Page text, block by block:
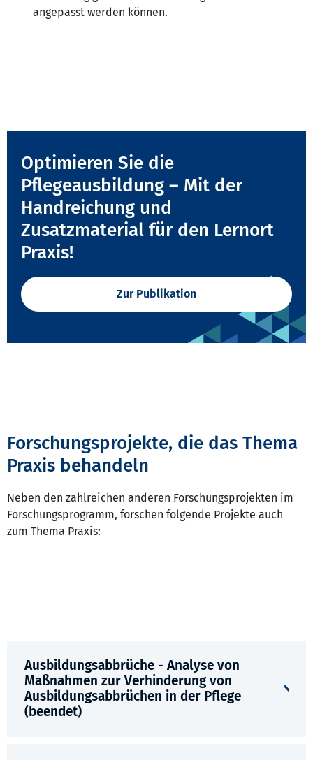
angepasst werden können.
Optimieren Sie die
Pflegeausbildung – Mit der
Handreichung und
Zusatzmaterial für den Lernort
Praxis!
Zur Publikation
Forschungsprojekte, die das Thema
Praxis behandeln
Neben den zahlreichen anderen Forschungsprojekten im
Forschungsprogramm, forschen folgende Projekte auch
zum Thema Praxis:
Ausbildungsabbrüche - Analyse von
Maßnahmen zur Verhinderung von
Ausbildungsabbrüchen in der Pflege
(beendet)